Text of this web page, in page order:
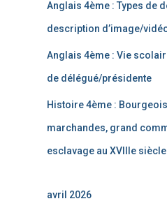
Anglais 4ème : Types de
description d’image/
Anglais 4ème : Vie
de délégué/présidente
Histoire 4ème :
marchandes, grand
esclavage au XVIIIe siècle
avril 2026